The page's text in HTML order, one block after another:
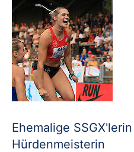
Ehemalige
Hürdenmeisterin